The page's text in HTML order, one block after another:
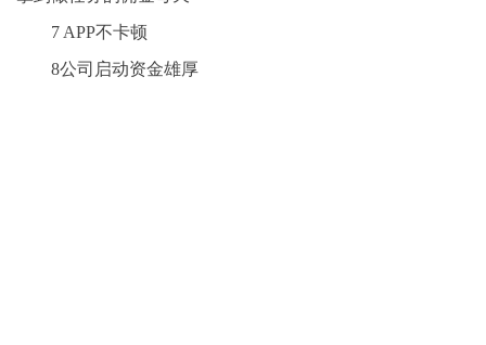
7 APP不卡顿
8公司启动资金雄厚